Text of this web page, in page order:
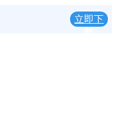
立即下